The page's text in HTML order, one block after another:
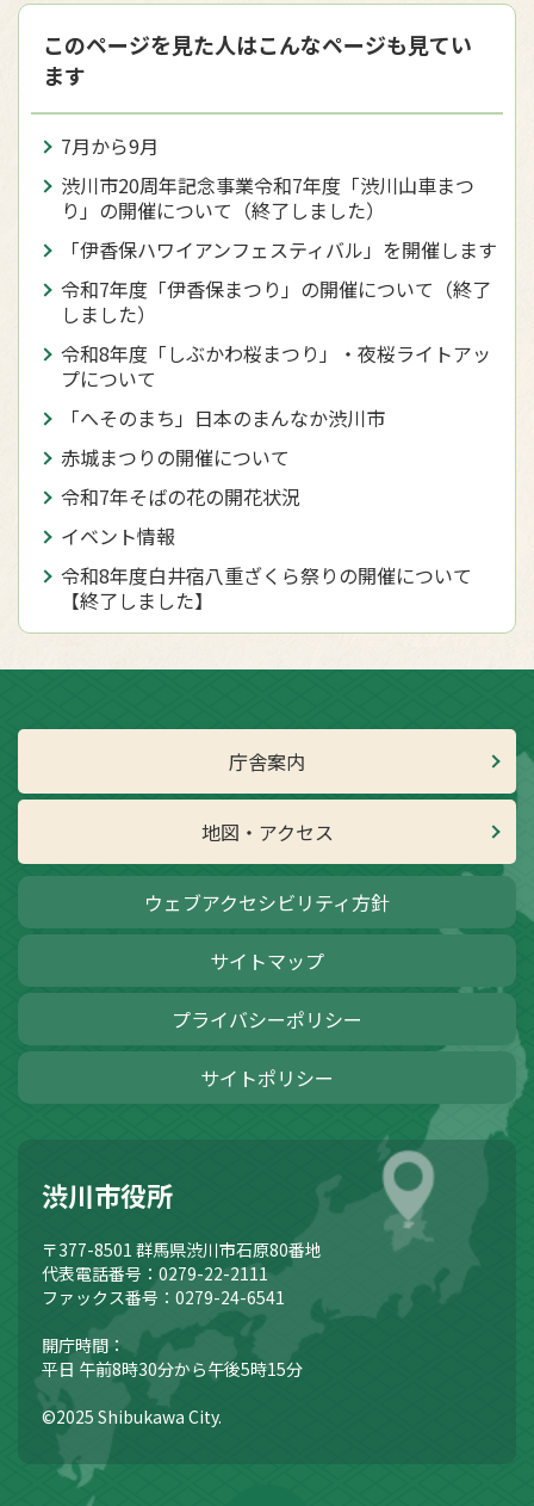
このページを見た人はこんなページも見てい
ます
7月から9月
渋川市20周年記念事業令和7年度「渋川山車まつ
り」の開催について（終了しました）
「伊香保ハワイアンフェスティバル」を開催します
令和7年度「伊香保まつり」の開催について（終了
しました）
令和8年度「しぶかわ桜まつり」・夜桜ライトアッ
プについて
「へそのまち」日本のまんなか渋川市
赤城まつりの開催について
令和7年そばの花の開花状況
イベント情報
令和8年度白井宿八重ざくら祭りの開催について
【終了しました】
庁舎案内
地図・アクセス
ウェブアクセシビリティ方針
サイトマップ
プライバシーポリシー
サイトポリシー
渋川市役所
〒377-8501 群馬県渋川市石原80番地
代表電話番号：0279-22-2111
ファックス番号：0279-24-6541
開庁時間：
平日 午前8時30分から午後5時15分
©2025 Shibukawa City.